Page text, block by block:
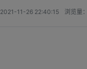
2021-11-26 22:40:15 浏览量：